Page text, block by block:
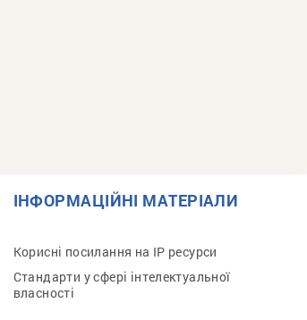
ІНФОРМАЦІЙНІ МАТЕРІАЛИ
Корисні посилання на IP ресурси
Стандарти у сфері інтелектуальної
власності